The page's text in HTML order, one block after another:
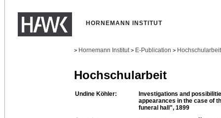
HORNEMANN INSTITUT
> Hornemann Institut > E-Publication >
Hochschularbeit
Undine Köhler:
Investigations and
appearances in the case of
funeral hall", 1899